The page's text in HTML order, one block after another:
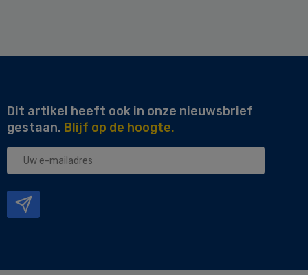
Dit artikel heeft ook in onze nieuwsbrief
gestaan. Blijf op de hoogte.
Uw